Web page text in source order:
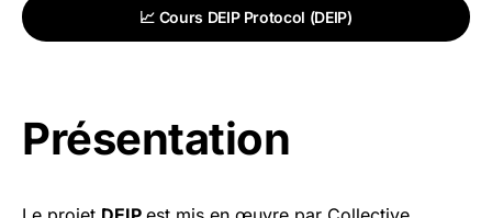
📈 Cours DEIP Protocol (DEIP)
Présentation